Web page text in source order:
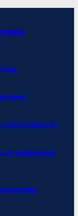
Konståkning i
vägledning